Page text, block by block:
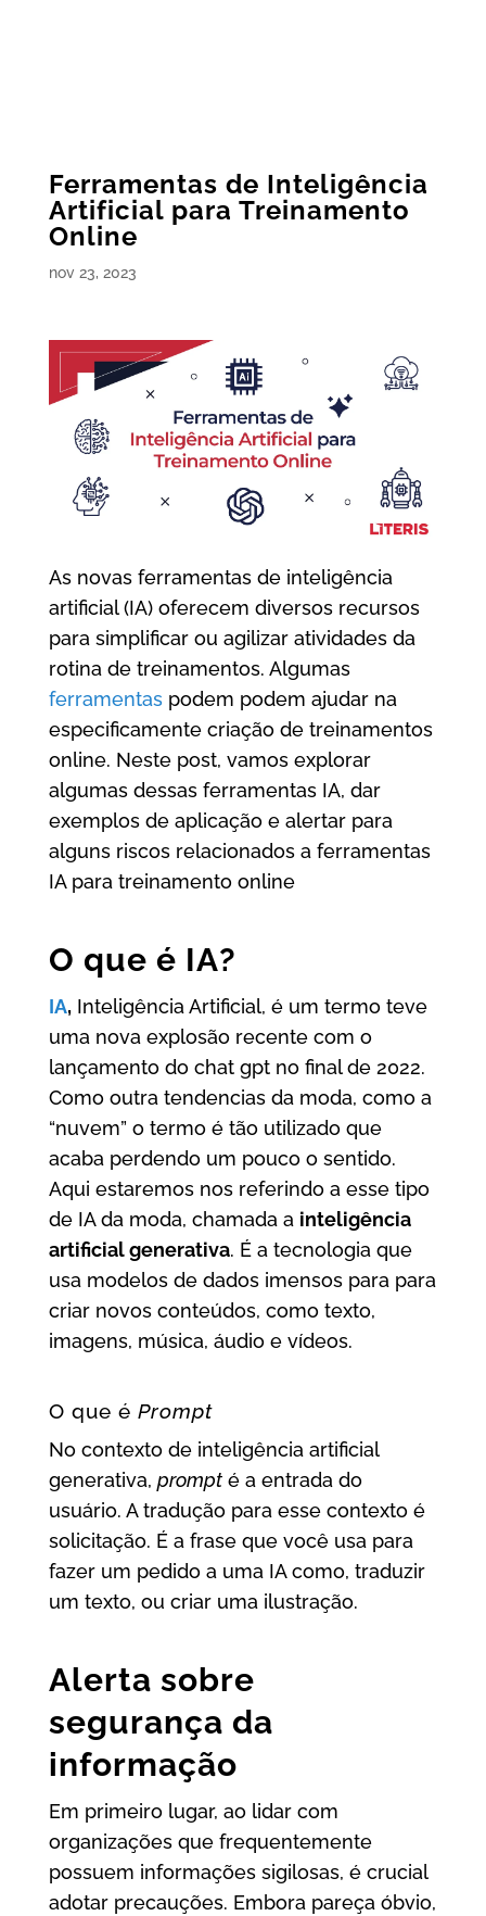
Ferramentas de Inteligência
Artificial para Treinamento
Online
nov 23, 2023
As novas ferramentas de inteligência
artificial (IA) oferecem diversos recursos
para simplificar ou agilizar atividades da
rotina de treinamentos. Algumas
ferramentaspodem podem ajudar na
especificamente criação de treinamentos
online. Neste post, vamos explorar
algumas dessas ferramentas IA, dar
exemplos de aplicação e alertar para
alguns riscos relacionados a ferramentas
IA para treinamento online
O que é IA?
IA,Inteligência Artificial, é um termo teve
uma nova explosão recente com o
lançamento do chat gpt no final de 2022.
Como outra tendencias da moda, como a
“nuvem” o termo é tão utilizado que
acaba perdendo um pouco o sentido.
Aqui estaremos nos referindo a esse tipo
de IA da moda, chamada a inteligência
artificial generativa. É a tecnologia que
usa modelos de dados imensos para para
criar novos conteúdos, como texto,
imagens, música, áudio e vídeos.
O que é Prompt
No contexto de inteligência artificial
generativa, prompté a entrada do
usuário. A tradução para esse contexto é
solicitação. É a frase que você usa para
fazer um pedido a uma IA como, traduzir
um texto, ou criar uma ilustração.
Alerta sobre
segurança da
informação
Em primeiro lugar, ao lidar com
organizações que frequentemente
possuem informações sigilosas, é crucial
adotar precauções. Embora pareça óbvio,